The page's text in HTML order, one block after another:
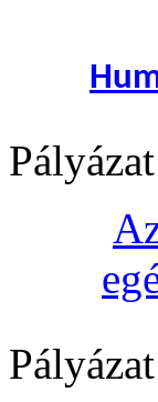
Pályázat
Pályázat